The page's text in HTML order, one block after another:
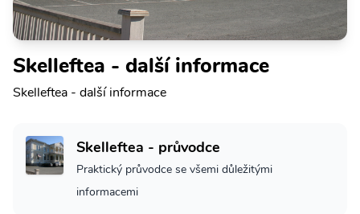
Skelleftea - další informace
Skelleftea - další informace
Skelleftea - průvodce
Praktický průvodce se všemi důležitými
informacemi